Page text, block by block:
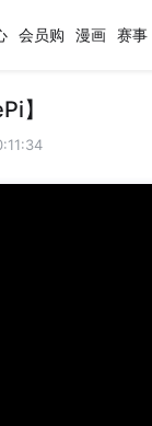
会员购 漫画 赛事
】